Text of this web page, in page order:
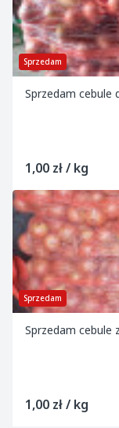
Sprzedam
Sprzedam cebule
1,00 zł / kg
Sprzedam
Sprzedam cebule
1,00 zł / kg